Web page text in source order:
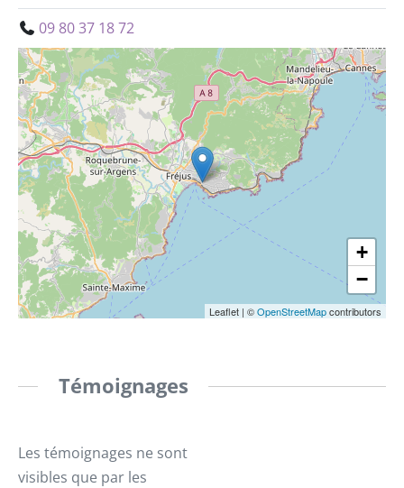
09 80 37 18 72
+
−
Leaflet | ©OpenStreetMapcontributors
Témoignages
Les témoignages ne sont
visibles que par les